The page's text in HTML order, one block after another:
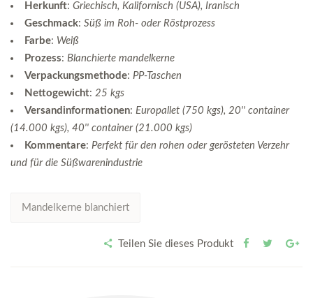
Herkunft: Griechisch, Kalifornisch (USA), Iranisch
Geschmack: Süß im Roh- oder Röstprozess
Farbe: Weiß
Prozess: Blanchierte mandelkerne
Verpackungsmethode: PP-Taschen
Nettogewicht: 25 kgs
Versandinformationen: Europallet (750 kgs), 20'' container
(14.000 kgs), 40'' container (21.000 kgs)
Kommentare: Perfekt für den rohen oder gerösteten Verzehr
und für die Süßwarenindustrie
Mandelkerne blanchiert
Teilen Sie dieses Produkt